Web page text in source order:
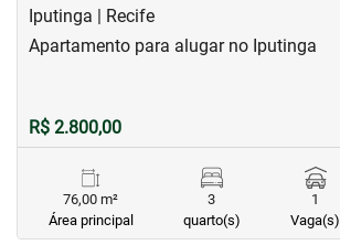
Iputinga | Recife
Apartamento para alugar no Iputinga
R$ 2.800,00
76,00 m²
Área principal
3
quarto(s)
1
Vaga(s)